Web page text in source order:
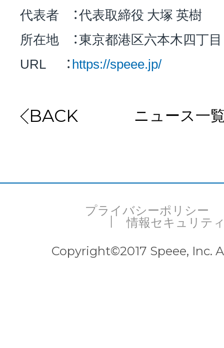
代表者 ：代表取締役 大塚 英樹
所在地 ：東京都港区六本木四丁
URL ：https://speee.jp/
BACK ニュース一
プライバシーポリシー
情報セキュリテ
Copyright©2017 Speee, Inc.